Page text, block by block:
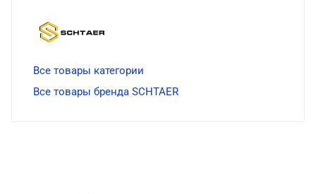
Все товары категории
Все товары бренда SCHTAER